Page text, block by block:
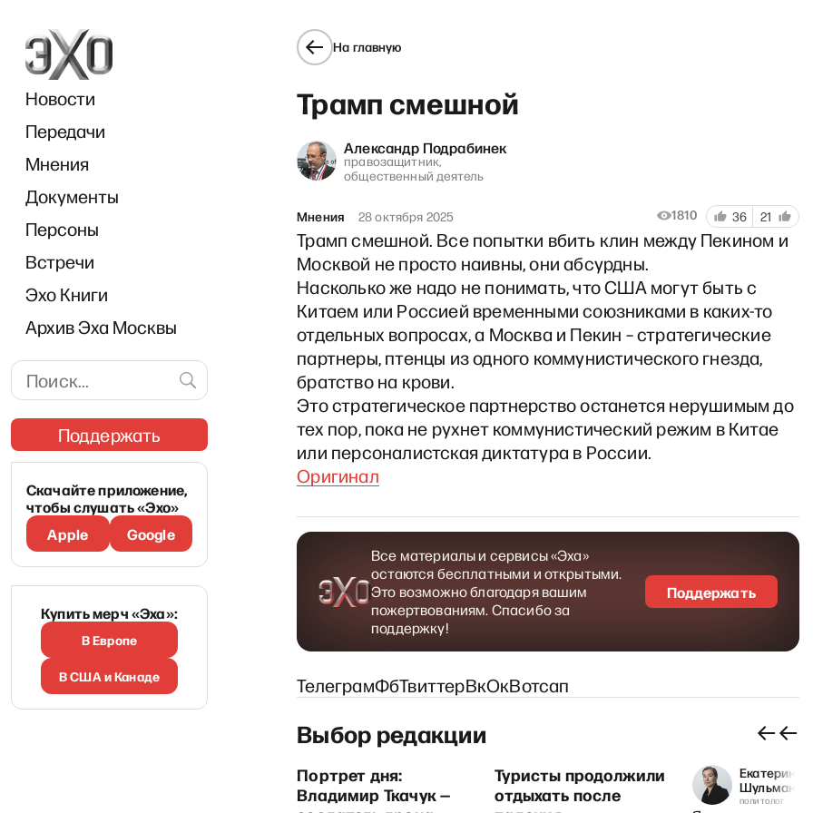
Новости
Передачи
Мнения
Документы
Персоны
Встречи
Эхо Книги
Архив Эха Москвы
Поддержать
Скачайте приложение,
чтобы слушать «Эхо»
Apple
Google
Купить мерч «Эха»:
В Европе
В США и Канаде
На главную
Трамп смешной
Александр Подрабинек
правозащитник,
общественный деятель
Мнения 28 октября 2025 1810 36 21
Трамп смешной. Все попытки вбить клин между Пекином и
Москвой не просто наивны, они абсурдны.
Насколько же надо не понимать, что США могут быть с
Китаем или Россией временными союзниками в каких-то
отдельных вопросах, а Москва и Пекин – стратегические
партнеры, птенцы из одного коммунистического гнезда,
братство на крови.
Это стратегическое партнерство останется нерушимым до
тех пор, пока не рухнет коммунистический режим в Китае
или персоналистская диктатура в России.
Оригинал
Все материалы и сервисы «Эха»
остаются бесплатными и открытыми.
Это возможно благодаря вашим
пожертвованиям. Спасибо за
поддержку!
Поддержать
ТелеграмФбТвиттерВкОкВотсап
Выбор редакции
Портрет дня:
Владимир Ткачук —
Туристы продолжили
отдыхать после
Екатерина
Шульман
политолог
с Дмитрием Быковым: Феномен Шекспира